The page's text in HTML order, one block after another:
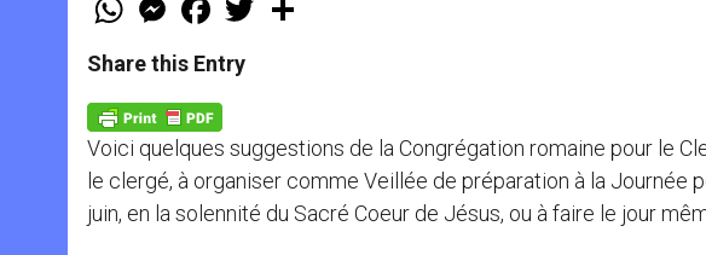
t
s
p
p
e
s
e
g
e
r
a
e
b
k
w
Share this Entry
Voici quelques suggestions de la Congrégation romaine pour le
le clergé, à organiser comme Veillée de préparation à la Journée
juin, en la solennité du Sacré Coeur de Jésus, ou à faire le jour